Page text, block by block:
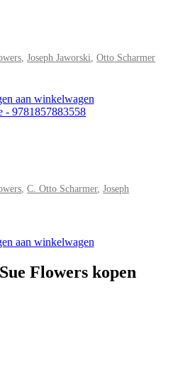
,Joseph Jaworski ,Otto Scharmer
aan winkelwagen
,C. Otto Scharmer,Joseph
aan winkelwagen
Flowers kopen